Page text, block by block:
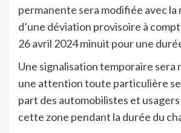
permanente sera modifiée avec la
d’une déviation provisoire à
26 avril 2024 minuit pour une
Une signalisation temporaire sera
une attention toute particulière
part des automobilistes et
cette zone pendant la durée du